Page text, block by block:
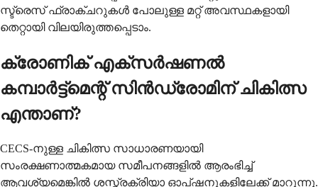
സ്ട്രെസ് ഫ്രാക്ചറുകൾ പോലുള്ള മറ്റ് അവസ്ഥകളായി
തെറ്റായി വിലയിരുത്തപ്പെടാം.
ക്രോണിക് എക്സർഷണൽ
കമ്പാർട്ട്മെന്റ് സിൻഡ്രോമിന് ചികിത്സ
എന്താണ്?
CECS-നുള്ള ചികിത്സ സാധാരണയായി
സംരക്ഷണാത്മകമായ സമീപനങ്ങളിൽ ആരംഭിച്ച്
ആവശ്യമെങ്കിൽ ശസ്ത്രക്രിയാ ഓപ്ഷനുകളിലേക്ക് മാറുന്നു.